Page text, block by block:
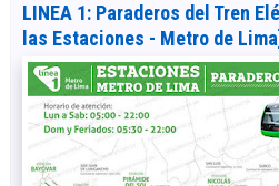
LINEA 1: Paraderos del Tren
las Estaciones - Metro de Lima]